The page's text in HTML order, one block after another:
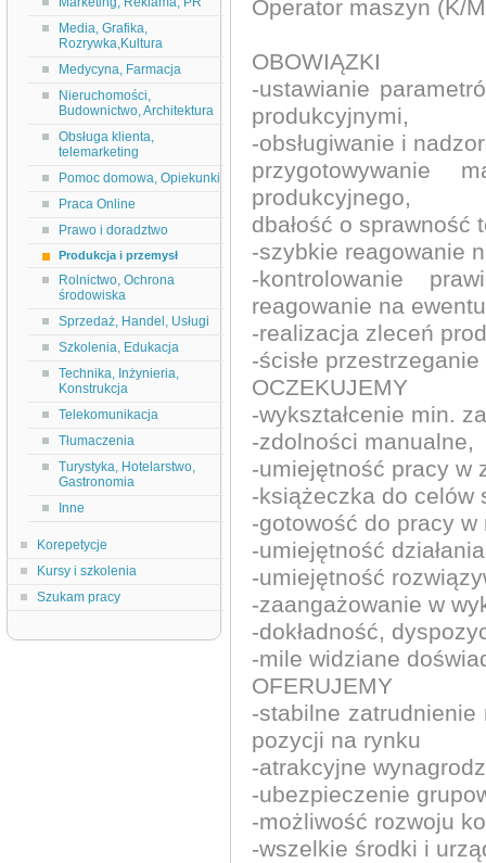
Media, Grafika,
Rozrywka,Kultura
Medycyna, Farmacja
Nieruchomości,
Budownictwo, Architektura
Obsługa klienta,
telemarketing
Pomoc domowa, Opiekunki
Praca Online
Prawo i doradztwo
Produkcja i przemysł
Rolnictwo, Ochrona
środowiska
Sprzedaż, Handel, Usługi
Szkolenia, Edukacja
Technika, Inżynieria,
Konstrukcja
Telekomunikacja
Tłumaczenia
Turystyka, Hotelarstwo,
Gastronomia
Inne
Korepetycje
Kursy i szkolenia
Szukam pracy
Operator maszyn (K/
OBOWIĄZKI
-ustawianie
produkcyjnymi,
-obsługiwanie i
przygotowywanie
produkcyjnego,
dbałość o
-szybkie reagowanie
-kontrolowanie
reagowanie na
-realizacja zleceń
-ścisłe
OCZEKUJEMY
-wykształcenie min.
-zdolności manualne,
-umiejętność pracy w
-książeczka do celów
-gotowość do pracy
-umiejętność
-umiejętność
-zaangażowanie w
-dokładność,
-mile widziane
OFERUJEMY
-stabilne
pozycji na rynku
-atrakcyjne
-ubezpieczenie
-możliwość rozwoju
-wszelkie środki i